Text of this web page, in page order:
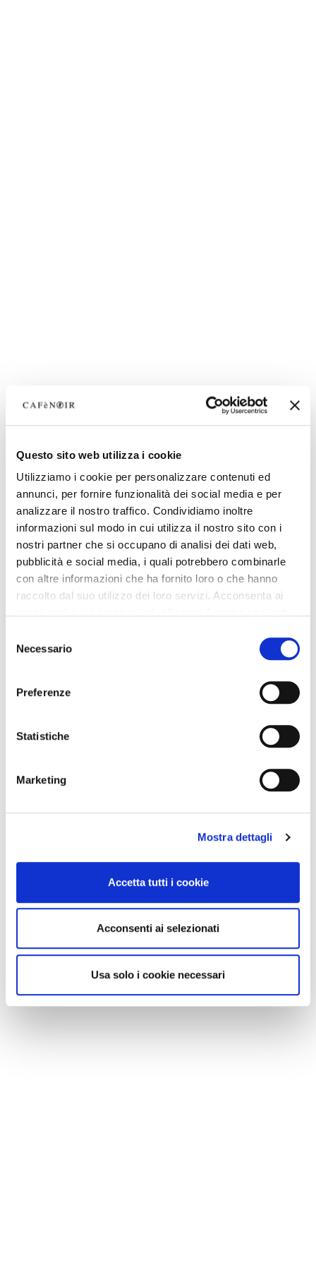
Questo sito web utilizza i cookie
Utilizziamo i cookie per personalizzare contenuti ed
annunci, per fornire funzionalità dei social media e per
analizzare il nostro traffico. Condividiamo inoltre
informazioni sul modo in cui utilizza il nostro sito con i
nostri partner che si occupano di analisi dei dati web,
pubblicità e social media, i quali potrebbero combinarle
con altre informazioni che ha fornito loro o che hanno
raccolto dal suo utilizzo dei loro servizi. Acconsenta ai
delNecessario
Preferenze
Statistiche
Marketing
Mostra dettagli
Accetta tutti i cookie
Acconsenti ai selezionati
Usa solo i cookie necessari